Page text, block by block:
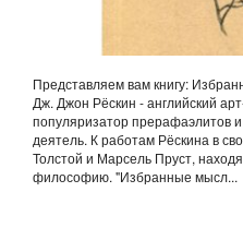
Представляем вам книгу:
Дж. Джон Рёскин - английский
популяризатор прерафаэлитов
деятель. К работам Рёскина в
Толстой и Марсель Пруст,
философию. "Избранные мысл...